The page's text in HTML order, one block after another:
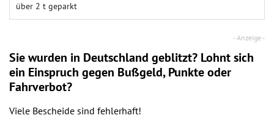
über 2 t geparkt
Sie wurden in Deutschland geblitzt? Lohnt sich
ein Einspruch gegen Bußgeld, Punkte oder
Fahrverbot?
Viele Bescheide sind fehlerhaft!